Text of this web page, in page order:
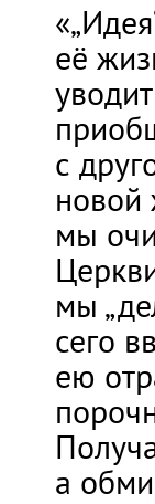
её
с
новой
мы
мы
сего
ею
а